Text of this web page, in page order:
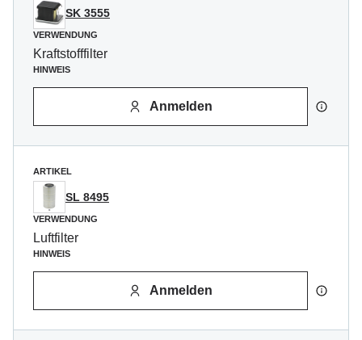
SK 3555
VERWENDUNG
Kraftstofffilter
HINWEIS
Anmelden
ARTIKEL
SL 8495
VERWENDUNG
Luftfilter
HINWEIS
Anmelden